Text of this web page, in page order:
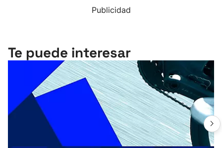
Publicidad
Te puede interesar